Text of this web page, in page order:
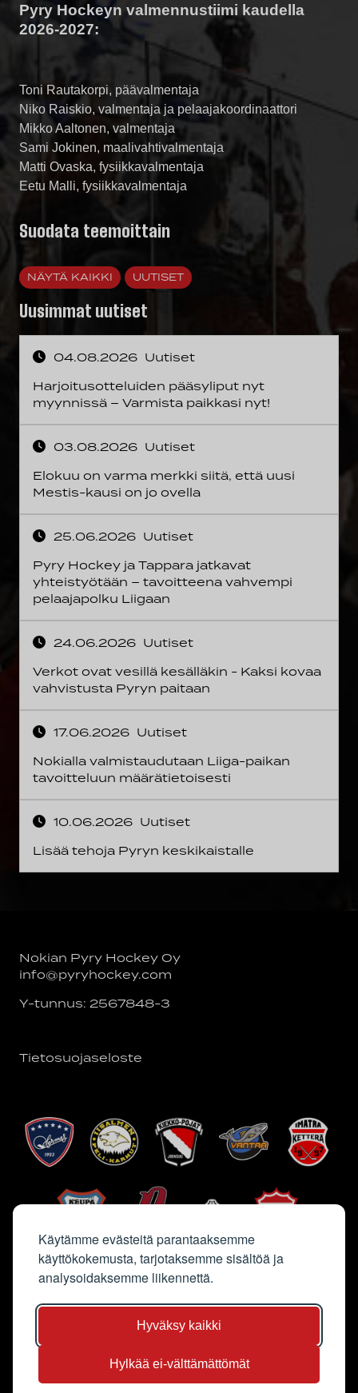
Käytämme evästeitä parantaaksemme
käyttökokemusta, tarjotaksemme sisältöä ja
analysoidaksemme liikennettä.
Hyväksy kaikki
Hylkää ei-välttämättömät
Pyry Hockeyn valmennustiimi kaudella
2026-2027:
Toni Rautakorpi, päävalmentaja
Niko Raiskio, valmentaja ja pelaajakoordinaattori
Mikko Aaltonen, valmentaja
Sami Jokinen, maalivahtivalmentaja
Matti Ovaska, fysiikkavalmentaja
Eetu Malli, fysiikkavalmentaja
Suodata teemoittain
NÄYTÄ KAIKKI UUTISET
Uusimmat uutiset
04.08.2026 Uutiset
Harjoitusotteluiden pääsyliput nyt
myynnissä – Varmista paikkasi nyt!
03.08.2026 Uutiset
Elokuu on varma merkki siitä, että uusi
Mestis-kausi on jo ovella
25.06.2026 Uutiset
Pyry Hockey ja Tappara jatkavat
yhteistyötään – tavoitteena vahvempi
pelaajapolku Liigaan
24.06.2026 Uutiset
Verkot ovat vesillä kesälläkin - Kaksi kovaa
vahvistusta Pyryn paitaan
17.06.2026 Uutiset
Nokialla valmistaudutaan Liiga-paikan
tavoitteluun määrätietoisesti
10.06.2026 Uutiset
Lisää tehoja Pyryn keskikaistalle
Nokian Pyry Hockey Oy
info@pyryhockey.com
Y-tunnus: 2567848-3
Tietosuojaseloste